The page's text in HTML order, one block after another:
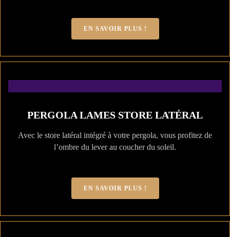
EN SAVOIR PLUS !
PERGOLA LAMES STORE LATÉRAL
Avec le store latéral intégré à votre pergola, vous profitez de
l’ombre du lever au coucher du soleil.
EN SAVOIR PLUS !